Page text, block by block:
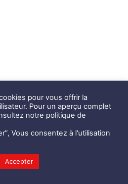
pour vous offrir la
Pour un aperçu complet
notre politique de
Vous consentez à l'utilisation
Accepter